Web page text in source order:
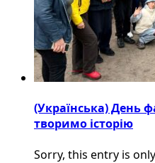
(Українська) День
творимо історію
Sorry, this entry is